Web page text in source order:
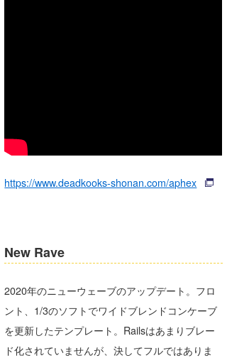
https://www.deadkooks-shonan.com/aphex
New Rave
2020年のニューウェーブのアップデート。フロ
ント、1/3のソフトでワイドブレンドコンケーブ
を更新したテンプレート。Railsはあまりブレー
ド化されていませんが、決してフルではありま